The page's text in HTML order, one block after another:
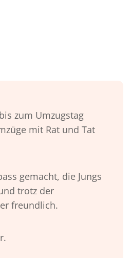
zum Umzugstag
mit Rat und Tat
gemacht, die Jungs
trotz der
freundlich.